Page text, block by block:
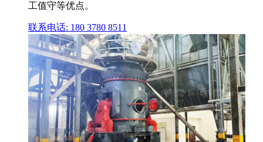
工值守等优点。
联系电话: 180 3780 8511